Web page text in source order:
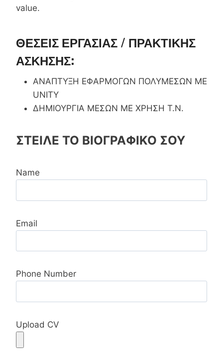
value.
ΘΕΣΕΙΣ ΕΡΓΑΣΙΑΣ / ΠΡΑΚΤΙΚΗΣ
ΑΣΚΗΣΗΣ:
ΑΝΑΠΤΥΞΗ ΕΦΑΡΜΟΓΩΝ ΠΟΛΥΜΕΣΩΝ ΜΕ
UNITY
ΔΗΜΙΟΥΡΓΙΑ ΜΕΣΩΝ ΜΕ ΧΡΗΣΗ Τ.Ν.
ΣΤΕΙΛΕ ΤΟ ΒΙΟΓΡΑΦΙΚΟ ΣΟΥ
Name
Email
Phone Number
Upload CV